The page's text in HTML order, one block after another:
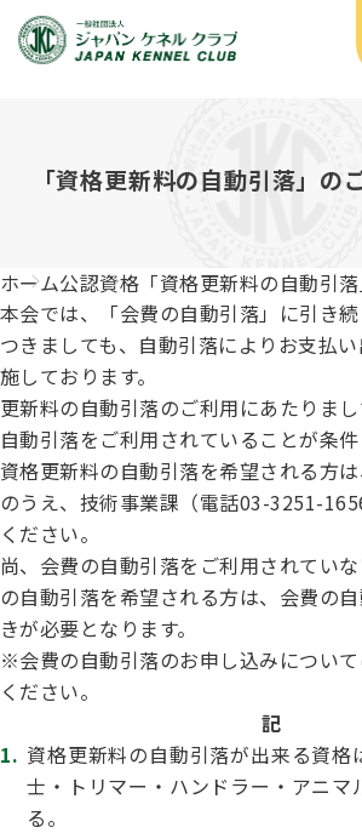
JKCの活動内容
組織概要
定款
沿革
JKCの歴史
ディスクロージャー（情報公開）
有識者会議の提言について
血統証明書について
血統証明書の見かた
血統証明書・各種申請
血統証明書・所有者名義変更
子犬の申請について
DNA登録
チャンピオンタイトル
ドッグショー 競技会スケジュール
ドッグショー
FCIインターナショナルドッグショー
チャンピオンについて(ドッグショー
ロイヤルカナンアワードについて
JKCブリーディングアワード
犬種紹介
新登録犬種のご紹介
キーワードラリー2025
ジュニアハンドラーとは
自由研究<犬について詳しく知ろう！>
ジャックお面を作ってあそぼう♪
JKC公認資格
JKC公認資格
「資格更新料の自動引落」のご利用につ
愛犬飼育管理士
トリマー
ハンドラー
訓練士
刊行物
刊行物のご案内
犬の健康管理手帳について
お知らせ 会
ダウンロード
「資格更新料の自動引落」の
ホーム公認資格 「資格更新料の自動引
本会では、「会費の自動引落」に引き
つきましても、自動引落によりお支払
施しております。
更新料の自動引落のご利用にあたりま
自動引落をご利用されていることが条件
資格更新料の自動引落を希望される方
のうえ、技術事業課（電話03-3251-
ください。
尚、会費の自動引落をご利用されてい
の自動引落を希望される方は、会費の
きが必要となります。
※会費の自動引落のお申し込みについて
ください。
記
資格更新料の自動引落が出来る資格
士・トリマー・ハンドラー・アニマ
る。